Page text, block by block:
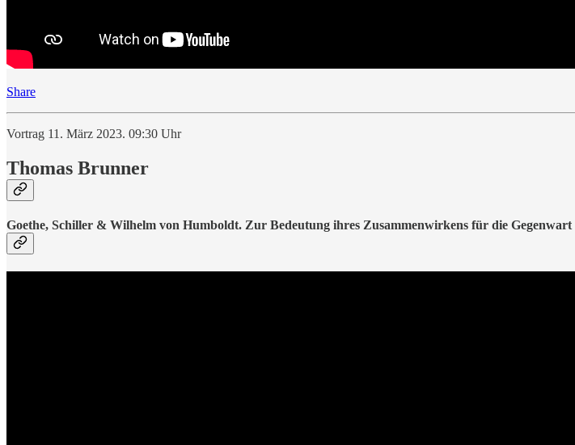
Share
Vortrag 11. März 2023. 09:30 Uhr
Thomas Brunner
Goethe, Schiller & Wilhelm von Humboldt. Zur Bedeutung ihres Zusammenwirkens für die Gegenwart